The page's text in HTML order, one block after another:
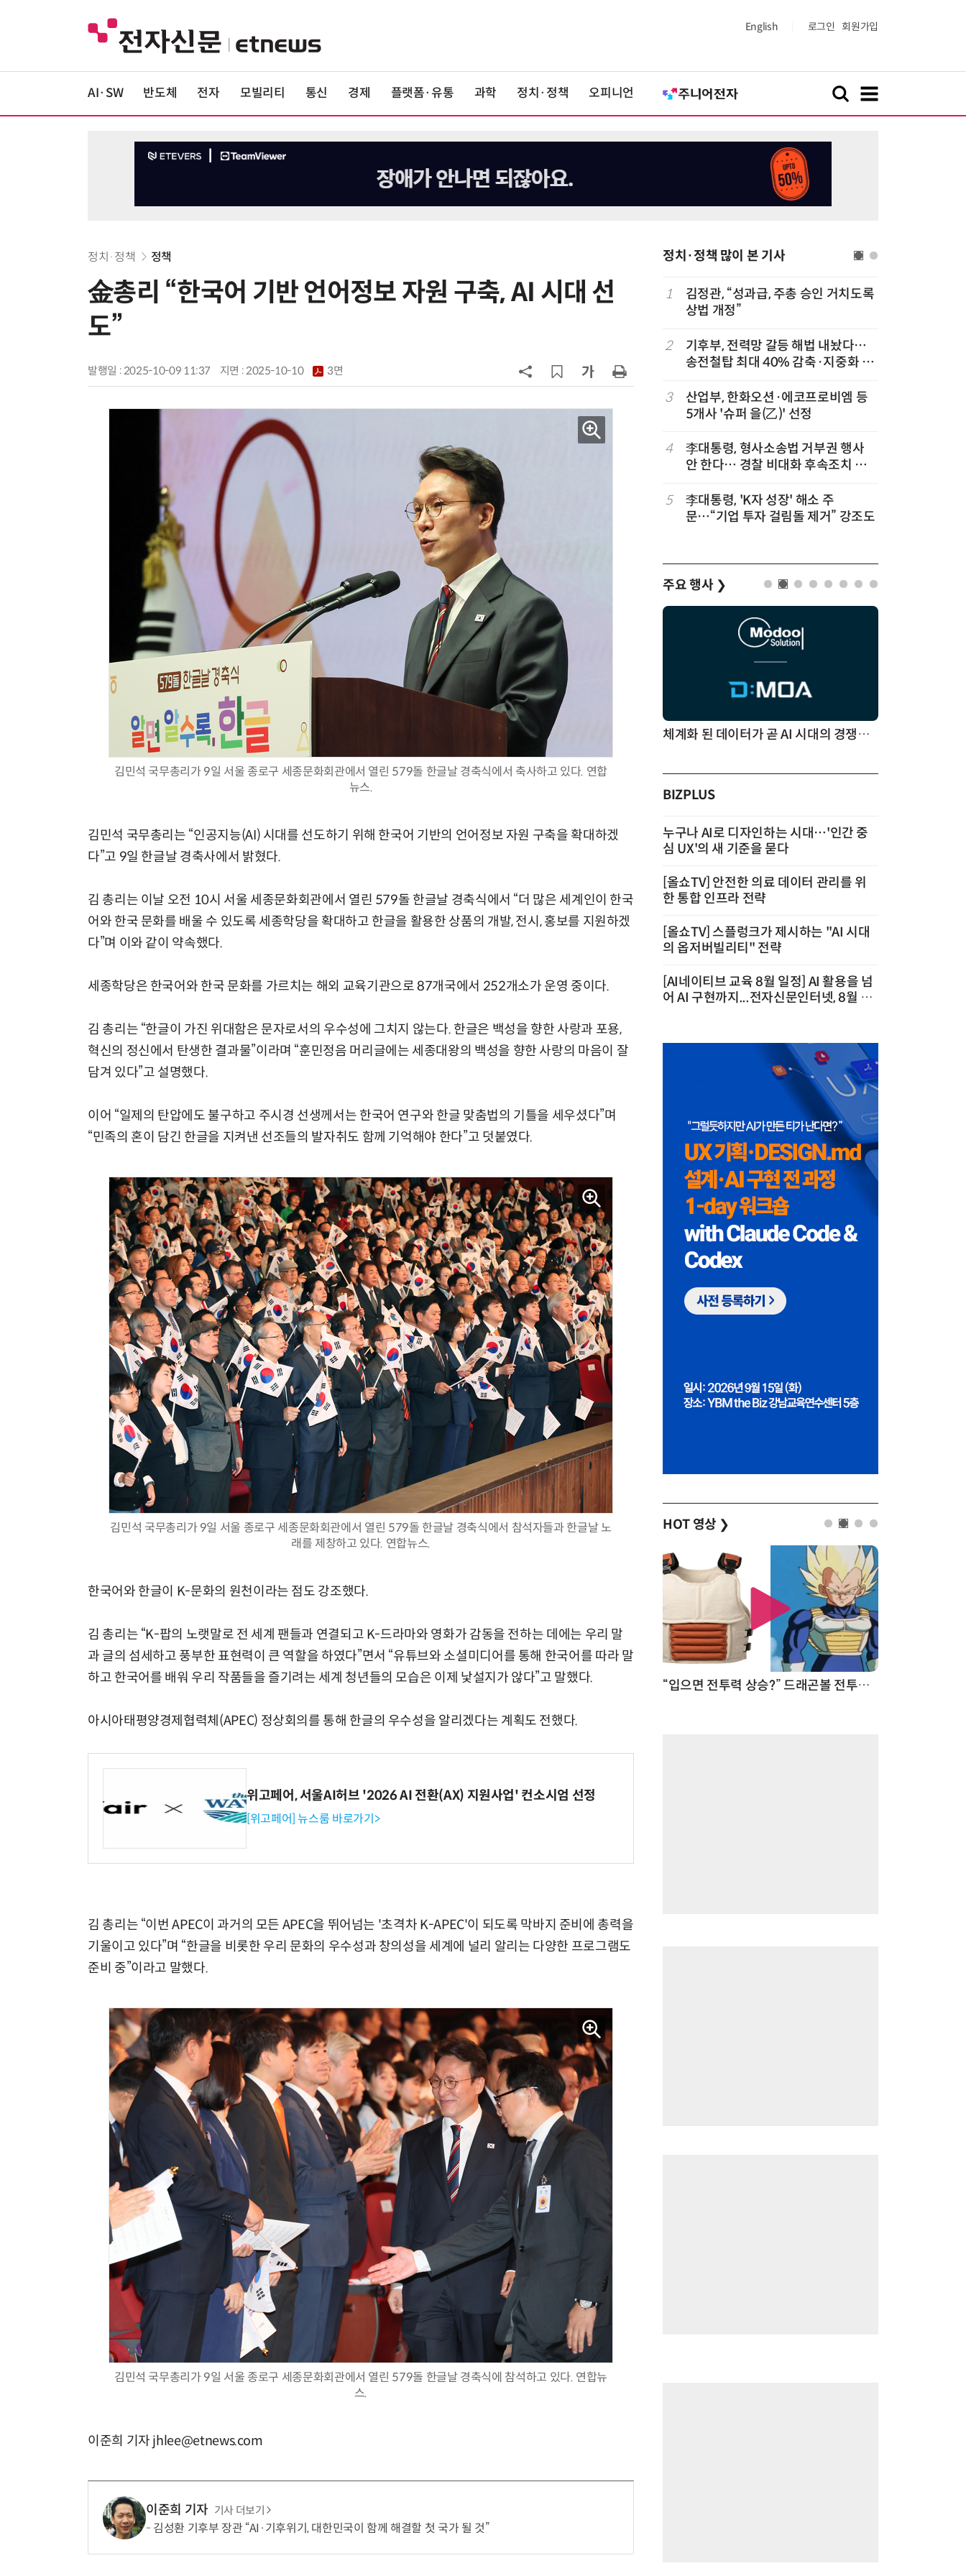
English 로그인 회원가입
AI·SW 반도체 전자 모빌리티 통신 경제 플랫폼·유통 과학 정치·정책 오피니언
정치·정책 정책
金총리 “한국어 기반 언어정보 자원 구축, AI 시대 선
도”
발행일 : 2025-10-09 11:37 지면 :2025-10-10 3면
김민석 국무총리가 9일 서울 종로구 세종문화회관에서 열린 579돌 한글날 경축식에서 축사하고 있다. 연합
뉴스.
김민석 국무총리는 “인공지능(AI) 시대를 선도하기 위해 한국어 기반의 언어정보 자원 구축을 확대하겠
다”고 9일 한글날 경축사에서 밝혔다.
김 총리는 이날 오전 10시 서울 세종문화회관에서 열린 579돌 한글날 경축식에서 “더 많은 세계인이 한국
어와 한국 문화를 배울 수 있도록 세종학당을 확대하고 한글을 활용한 상품의 개발, 전시, 홍보를 지원하겠
다”며 이와 같이 약속했다.
세종학당은 한국어와 한국 문화를 가르치는 해외 교육기관으로 87개국에서 252개소가 운영 중이다.
김 총리는 “한글이 가진 위대함은 문자로서의 우수성에 그치지 않는다. 한글은 백성을 향한 사랑과 포용,
혁신의 정신에서 탄생한 결과물”이라며 “훈민정음 머리글에는 세종대왕의 백성을 향한 사랑의 마음이 잘
담겨 있다”고 설명했다.
이어 “일제의 탄압에도 불구하고 주시경 선생께서는 한국어 연구와 한글 맞춤법의 기틀을 세우셨다”며
“민족의 혼이 담긴 한글을 지켜낸 선조들의 발자취도 함께 기억해야 한다”고 덧붙였다.
김민석 국무총리가 9일 서울 종로구 세종문화회관에서 열린 579돌 한글날 경축식에서 참석자들과 한글날 노
래를 제창하고 있다. 연합뉴스.
한국어와 한글이 K-문화의 원천이라는 점도 강조했다.
김 총리는 “K-팝의 노랫말로 전 세계 팬들과 연결되고 K-드라마와 영화가 감동을 전하는 데에는 우리 말
과 글의 섬세하고 풍부한 표현력이 큰 역할을 하였다”면서 “유튜브와 소셜미디어를 통해 한국어를 따라 말
하고 한국어를 배워 우리 작품들을 즐기려는 세계 청년들의 모습은 이제 낯설지가 않다”고 말했다.
아시아태평양경제협력체(APEC) 정상회의를 통해 한글의 우수성을 알리겠다는 계획도 전했다.
위고페어, 서울AI허브 '2026 AI 전환(AX) 지원사업' 컨소시엄 선정
[위고페어] 뉴스룸 바로가기>
김 총리는 “이번 APEC이 과거의 모든 APEC을 뛰어넘는 '초격차 K-APEC'이 되도록 막바지 준비에 총력을
기울이고 있다”며 “한글을 비롯한 우리 문화의 우수성과 창의성을 세계에 널리 알리는 다양한 프로그램도
준비 중”이라고 말했다.
김민석 국무총리가 9일 서울 종로구 세종문화회관에서 열린 579돌 한글날 경축식에 참석하고 있다. 연합뉴
스.
이준희 기자 jhlee@etnews.com
이준희 기자 기사 더보기
김성환 기후부 장관 “AI·기후위기, 대한민국이 함께 해결할 첫 국가 될 것”
정치·정책 많이 본 기사
6
최저임금 1만700원 최종 확정…노
액공제' 신설… 지방 생산 시 혜택
메가프로젝트 속도전…'산업자원안
보기금' 신설해 공급망 사수
9
정점식 “김용범 이미 한국경제 빌
런…李 대통령, 경질 결단해야”
10 돌려차기 피해자 불러 놓고 “돌려차
기 한번 해라”…선 넘은 친한계
1
김정관, “성과급, 주총 승인 거치도록
상법 개정”
2
기후부, 전력망 갈등 해법 내놨다…
송전철탑 최대 40% 감축·지중화 확
3
산업부, 한화오션·에코프로비엠 등
5개사 '슈퍼 을(乙)' 선정
4
李대통령, 형사소송법 거부권 행사
안 한다… 경찰 비대화 후속조치 점
5
李대통령, 'K자 성장' 해소 주
문…“기업 투자 걸림돌 제거” 강조도
주요 행사 ❯
체계화 된 데이터가 곧 AI 시대의 경쟁력이다
BIZPLUS
누구나 AI로 디자인하는 시대…'인간 중
심 UX'의 새 기준을 묻다
[올쇼TV] 안전한 의료 데이터 관리를 위
한 통합 인프라 전략
[올쇼TV] 스플렁크가 제시하는 "AI 시대
의 옵저버빌리티" 전략
[AI네이티브 교육 8월 일정] AI 활용을 넘
어 AI 구현까지...전자신문인터넷, 8월 실
HOT 영상 ❯
“계속 쫓아왔다”…도망치던 우크라 민간인 공격한 러 자폭 드론 “입으면 전투력 상승?” 드래곤볼 전투복 닮은 중량조끼